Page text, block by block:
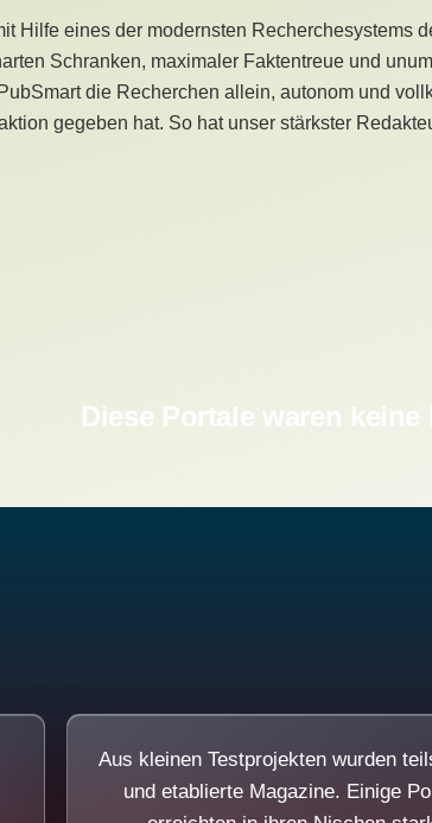
Hilfe eines der modernsten Recherchesystems
Schranken, maximaler Faktentreue und
die Recherchen allein, autonom und
gegeben hat. So hat unser stärkster
Diese Portale waren keine
Aus kleinen Testprojekten wurden
und etablierte Magazine. Einige